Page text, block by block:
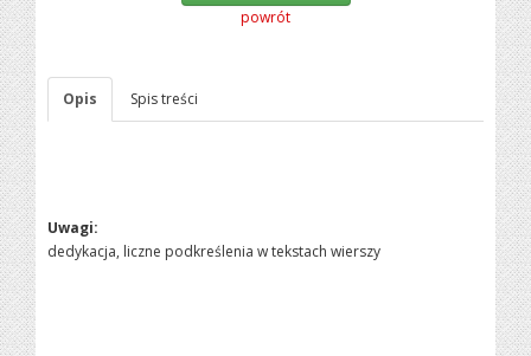
powrót
Opis Spis treści
Uwagi:
dedykacja, liczne podkreślenia w tekstach wierszy